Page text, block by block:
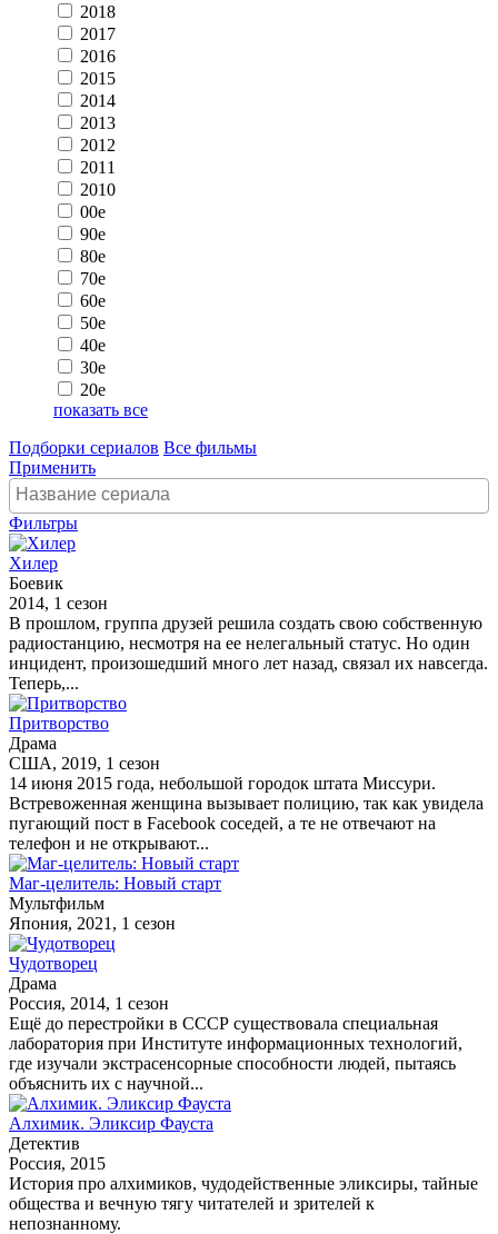
2018
2017
2016
2015
2014
2013
2012
2011
2010
00e
90e
80e
70e
60e
50e
40e
30e
20e
показать все
Подборки сериалов Все фильмы
Применить
Фильтры
Хилер
Боевик
2014, 1 сезон
В прошлом, группа друзей решила создать свою собственную
радиостанцию, несмотря на ее нелегальный статус. Но один
инцидент, произошедший много лет назад, связал их навсегда.
Теперь,...
Притворство
Драма
США, 2019, 1 сезон
14 июня 2015 года, небольшой городок штата Миссури.
Встревоженная женщина вызывает полицию, так как увидела
пугающий пост в Facebook соседей, а те не отвечают на
телефон и не открывают...
Маг-целитель: Новый старт
Мультфильм
Япония, 2021, 1 сезон
Чудотворец
Драма
Россия, 2014, 1 сезон
Ещё до перестройки в СССР существовала специальная
лаборатория при Институте информационных технологий,
где изучали экстрасенсорные способности людей, пытаясь
объяснить их с научной...
Алхимик. Эликсир Фауста
Детектив
Россия, 2015
История про алхимиков, чудодейственные эликсиры, тайные
общества и вечную тягу читателей и зрителей к
непознанному.